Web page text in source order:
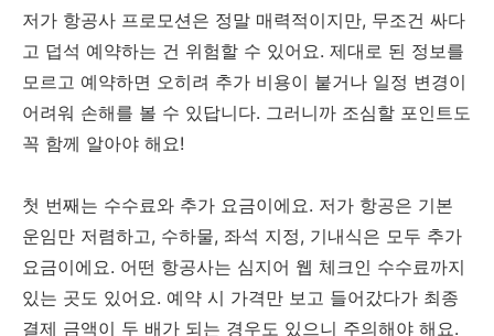
저가 항공사 프로모션은 정말 매력적이지만, 무조건 싸다
고 덥석 예약하는 건 위험할 수 있어요. 제대로 된 정보를
모르고 예약하면 오히려 추가 비용이 붙거나 일정 변경이
어려워 손해를 볼 수 있답니다. 그러니까 조심할 포인트도
꼭 함께 알아야 해요!
첫 번째는 수수료와 추가 요금이에요. 저가 항공은 기본
운임만 저렴하고, 수하물, 좌석 지정, 기내식은 모두 추가
요금이에요. 어떤 항공사는 심지어 웹 체크인 수수료까지
있는 곳도 있어요. 예약 시 가격만 보고 들어갔다가 최종
결제 금액이 두 배가 되는 경우도 있으니 주의해야 해요.